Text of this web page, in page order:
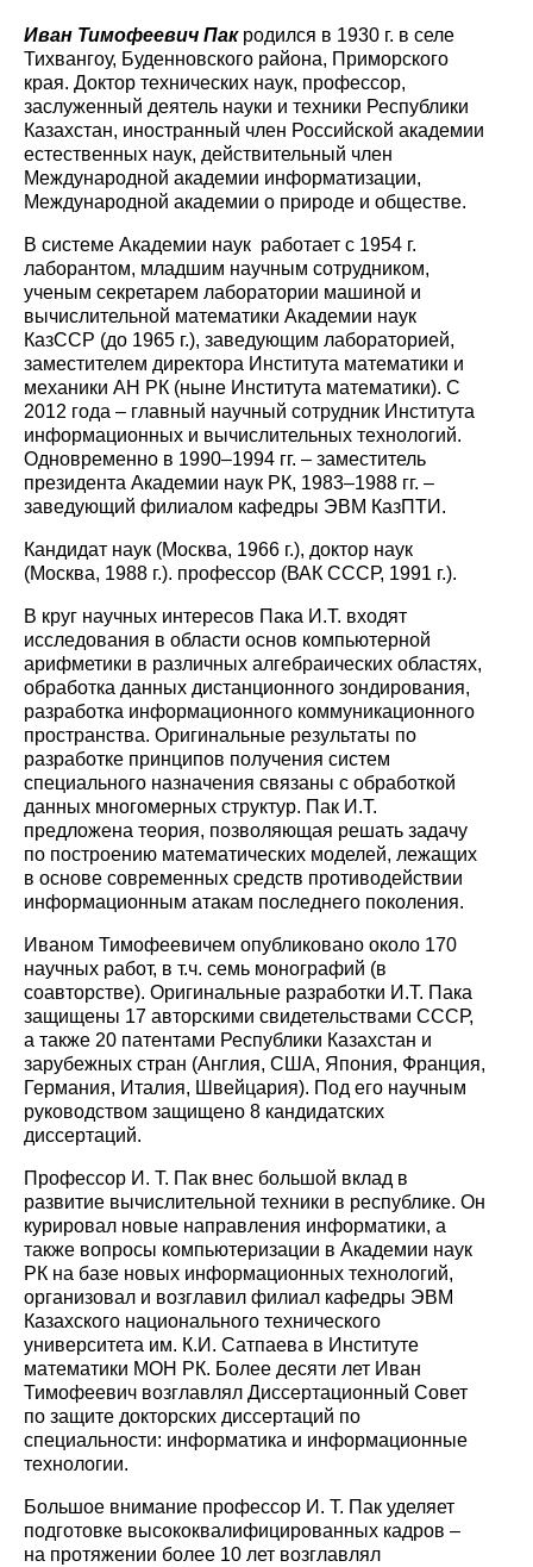
Иван Тимофеевич Пак родился в 1930 г. в селе
Тихвангоу, Буденновского района, Приморского
края. Доктор технических наук, профессор,
заслуженный деятель науки и техники Республики
Казахстан, иностранный член Российской академии
естественных наук, действительный член
Международной академии информатизации,
Международной академии о природе и обществе.
В системе Академии наук работает с 1954 г.
лаборантом, младшим научным сотрудником,
ученым секретарем лаборатории машиной и
вычислительной математики Академии наук
КазССР (до 1965 г.), заведующим лабораторией,
заместителем директора Института математики и
механики АН РК (ныне Института математики). С
2012 года – главный научный сотрудник Института
информационных и вычислительных технологий.
Одновременно в 1990–1994 гг. – заместитель
президента Академии наук РК, 1983–1988 гг. –
заведующий филиалом кафедры ЭВМ КазПТИ.
Кандидат наук (Москва, 1966 г.), доктор наук
(Москва, 1988 г.). профессор (ВАК СССР, 1991 г.).
В круг научных интересов Пака И.Т. входят
исследования в области основ компьютерной
арифметики в различных алгебраических областях,
обработка данных дистанционного зондирования,
разработка информационного коммуникационного
пространства. Оригинальные результаты по
разработке принципов получения систем
специального назначения связаны с обработкой
данных многомерных структур. Пак И.Т.
предложена теория, позволяющая решать задачу
по построению математических моделей, лежащих
в основе современных средств противодействии
информационным атакам последнего поколения.
Иваном Тимофеевичем опубликовано около 170
научных работ, в т.ч. семь монографий (в
соавторстве). Оригинальные разработки И.Т. Пака
защищены 17 авторскими свидетельствами СССР,
а также 20 патентами Республики Казахстан и
зарубежных стран (Англия, США, Япония, Франция,
Германия, Италия, Швейцария). Под его научным
руководством защищено 8 кандидатских
диссертаций.
Профессор И. Т. Пак внес большой вклад в
развитие вычислительной техники в республике. Он
курировал новые направления информатики, а
также вопросы компьютеризации в Академии наук
РК на базе новых информационных технологий,
организовал и возглавил филиал кафедры ЭВМ
Казахского национального технического
университета им. К.И. Сатпаева в Институте
математики МОН РК. Более десяти лет Иван
Тимофеевич возглавлял Диссертационный Совет
по защите докторских диссертаций по
специальности: информатика и информационные
технологии.
Большое внимание профессор И. Т. Пак уделяет
подготовке высококвалифицированных кадров –
на протяжении более 10 лет возглавлял